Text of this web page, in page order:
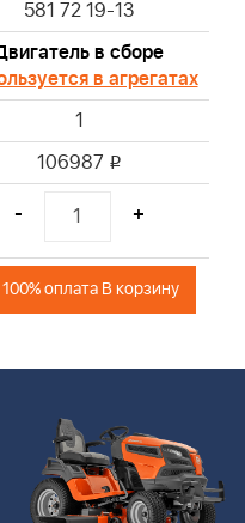
581 72 19-13
в сборе
в агрегатах
1
106987 i
- +
оплата В корзину